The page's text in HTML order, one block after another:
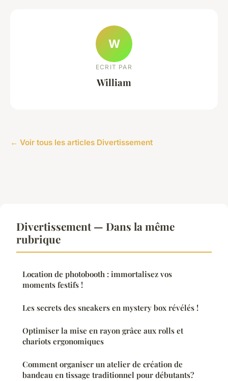
W
ECRIT PAR
William
← Voir tous les articles Divertissement
Divertissement — Dans la même
rubrique
Location de photobooth : immortalisez vos
moments festifs !
Les secrets des sneakers en mystery box révélés !
Optimiser la mise en rayon grâce aux rolls et
chariots ergonomiques
Comment organiser un atelier de création de
bandeau en tissage traditionnel pour débutants?